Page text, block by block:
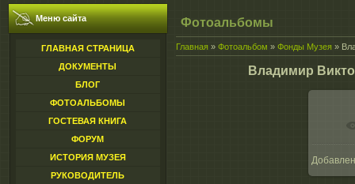
Меню сайта
ГЛАВНАЯ СТРАНИЦА
ДОКУМЕНТЫ
БЛОГ
ФОТОАЛЬБОМЫ
ГОСТЕВАЯ КНИГА
ФОРУМ
ИСТОРИЯ МУЗЕЯ
РУКОВОДИТЕЛЬ
Фотоальбомы
Главная » Фотоальбом » Фонды Музея »
Владимир